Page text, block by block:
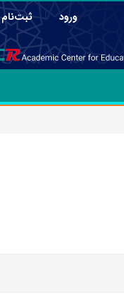
ورود | ثبت‌نام